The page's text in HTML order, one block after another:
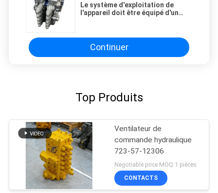
Le système d'exploitation de
l'appareil doit être équipé d'un
Continuer
Top Produits
Ventilateur de
commande hydraulique
723-57-12306
Negotiable price MOQ:1 pièces
CONTACTS